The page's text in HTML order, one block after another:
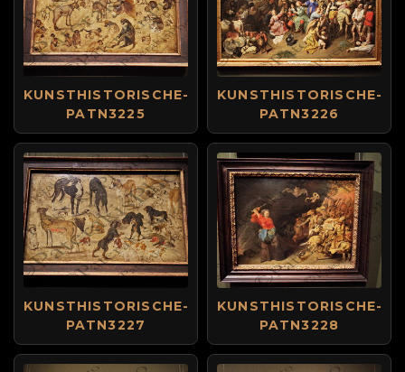
KUNSTHISTORISCHE-
PATN3225
KUNSTHISTORISCHE-
PATN3226
KUNSTHISTORISCHE-
PATN3227
KUNSTHISTORISCHE-
PATN3228